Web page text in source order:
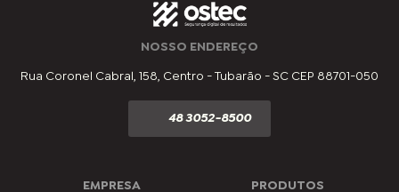
NOSSO ENDEREÇO
Rua Coronel Cabral, 158, Centro - Tubarão - SC CEP 88701-050
48 3052-8500
EMPRESA PRODUTOS